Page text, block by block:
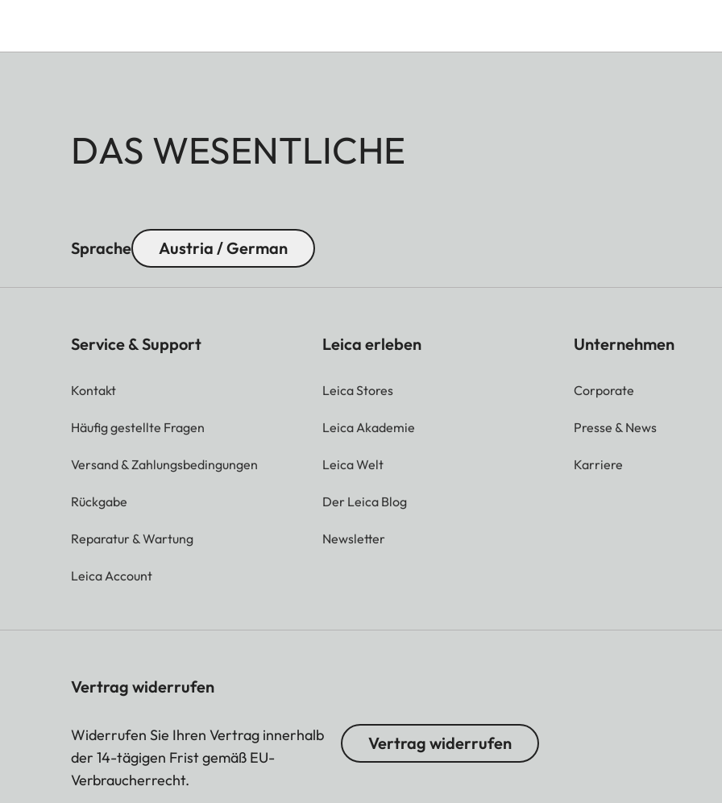
DAS WESENTLICHE
Sprache Austria / German
Service & Support
Kontakt
Häufig gestellte Fragen
Versand & Zahlungsbedingungen
Rückgabe
Reparatur & Wartung
Leica Account
Leica erleben
Leica Stores
Leica Akademie
Leica Welt
Der Leica Blog
Newsletter
Unternehmen
Corporate
Presse & News
Karriere
Vertrag widerrufen
Widerrufen Sie Ihren Vertrag innerhalb
der 14-tägigen Frist gemäß EU-
Verbraucherrecht.
Vertrag widerrufen